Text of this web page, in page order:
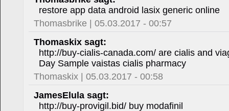
restore app data android lasix generic online
Thomasbrike | 05.03.2017 - 00:57
Thomaskix sagt:
http://buy-cialis-canada.com/ are cialis and
Day Sample vaistas cialis pharmacy
Thomaskix | 05.03.2017 - 00:58
JamesElula sagt:
http://buy-provigil.bid/ buy modafinil